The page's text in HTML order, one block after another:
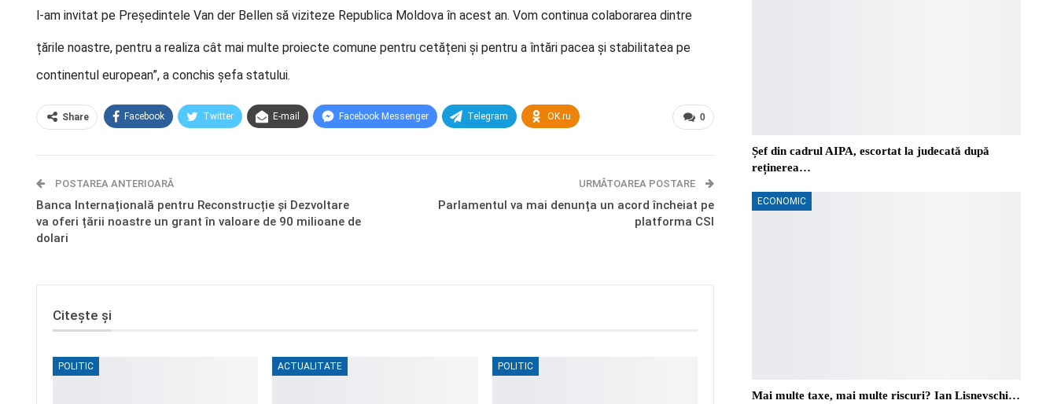
l-am invitat pe Președintele Van der Bellen să viziteze Republica Moldova în acest an. Vom continua colaborarea dintre
țările noastre, pentru a realiza cât mai multe proiecte comune pentru cetățeni și pentru a întări pacea și stabilitatea pe
continentul european”, a conchis șefa statului.
0
Share Facebook Twitter E-mail Facebook Messenger Telegram OK.ru
POSTAREA ANTERIOARĂ
Banca Internațională pentru Reconstrucție și Dezvoltare
va oferi țării noastre un grant în valoare de 90 milioane de
dolari
URMĂTOAREA POSTARE
Parlamentul va mai denunța un acord încheiat pe
platforma CSI
Citește și
POLITIC ACTUALITATE POLITIC
Șef din cadrul AIPA, escortat la judecată după
reținerea…
ECONOMIC
Mai multe taxe, mai multe riscuri? Ian Lisnevschi…